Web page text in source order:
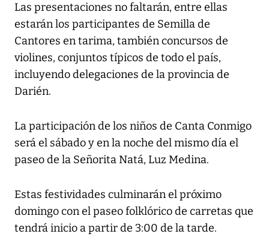
Las presentaciones no faltarán, entre ellas
estarán los participantes de Semilla de
Cantores en tarima, también concursos de
violines, conjuntos típicos de todo el país,
incluyendo delegaciones de la provincia de
Darién.
La participación de los niños de Canta Conmigo
será el sábado y en la noche del mismo día el
paseo de la Señorita Natá, Luz Medina.
Estas festividades culminarán el próximo
domingo con el paseo folklórico de carretas que
tendrá inicio a partir de 3:00 de la tarde.